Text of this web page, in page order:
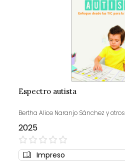
Espectro autista
Bertha Alice Naranjo Sánchez y otros
2025
0%
Impreso